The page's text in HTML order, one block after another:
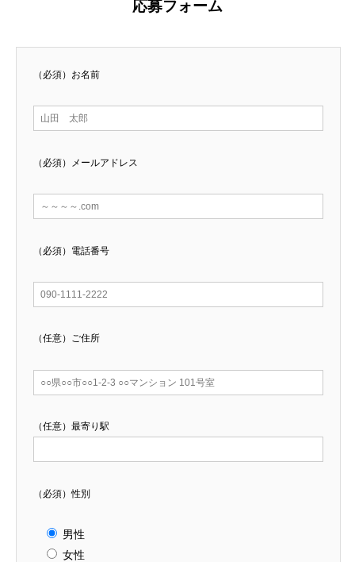
応募フォーム
（必須） お名前
（必須） メールアドレス
（必須） 電話番号
（任意） ご住所
（任意） 最寄り駅
（必須）性別
男性
女性